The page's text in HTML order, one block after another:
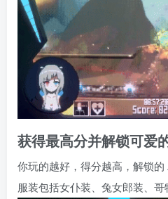
获得最高分并解锁可爱
你玩的越好，得分越高，解锁的
服装包括女仆装、兔女郎装、哥